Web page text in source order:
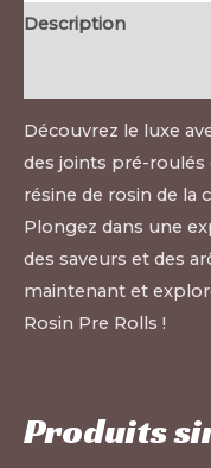
Description
Découvrez le luxe
des joints pré-roulés
résine de rosin de la
Plongez dans une
des saveurs et des
maintenant et
Rosin Pre Rolls !
Produits